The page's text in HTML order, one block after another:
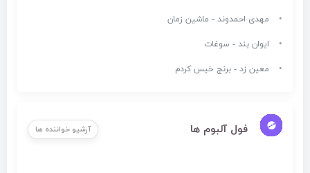
مهدی احمدوند - ماشین زمان
ایوان بند - سوغات
معین زد - برنج خیس کردم
فول آلبوم ها آرشیو خواننده ها